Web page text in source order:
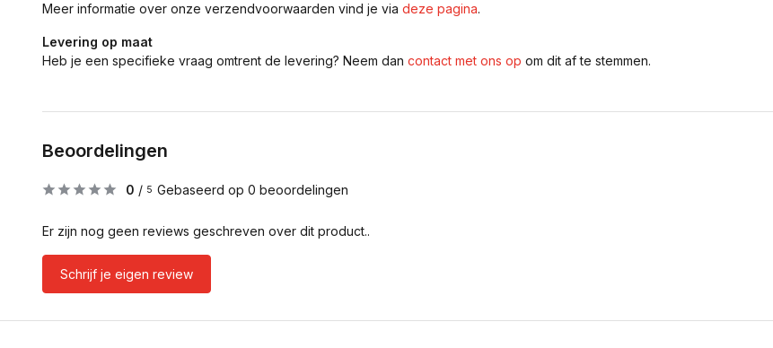
Meer informatie over onze verzendvoorwaarden vind je via deze pagina.
Levering op maat
Heb je een specifieke vraag omtrent de levering? Neem dan contact met ons op om dit af te stemmen.
Beoordelingen
0 / 5 Gebaseerd op 0 beoordelingen
Er zijn nog geen reviews geschreven over dit product..
Schrijf je eigen review